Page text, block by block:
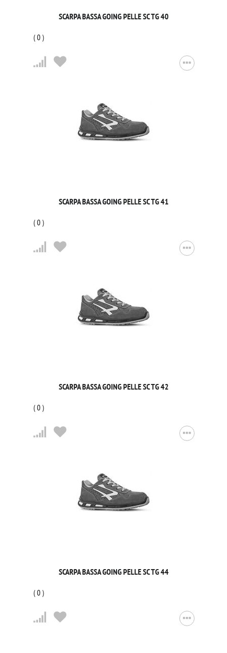
SCARPA BASSA GOING PELLE SC TG 40
(0)
SCARPA BASSA GOING PELLE SC TG 41
(0)
SCARPA BASSA GOING PELLE SC TG 42
(0)
SCARPA BASSA GOING PELLE SC TG 44
(0)